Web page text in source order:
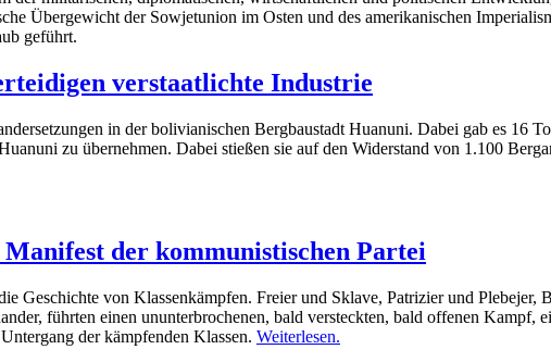
Übergewicht der Sowjetunion im Osten und des amerikanischen
geführt.
verstaatlichte Industrie
in der bolivianischen Bergbaustadt Huanuni. Dabei gab es 16
zu übernehmen. Dabei stießen sie auf den Widerstand von 1.100
der kommunistischen Partei
Geschichte von Klassenkämpfen. Freier und Sklave, Patrizier und
führten einen ununterbrochenen, bald versteckten, bald offenen
der kämpfenden Klassen. Weiterlesen.